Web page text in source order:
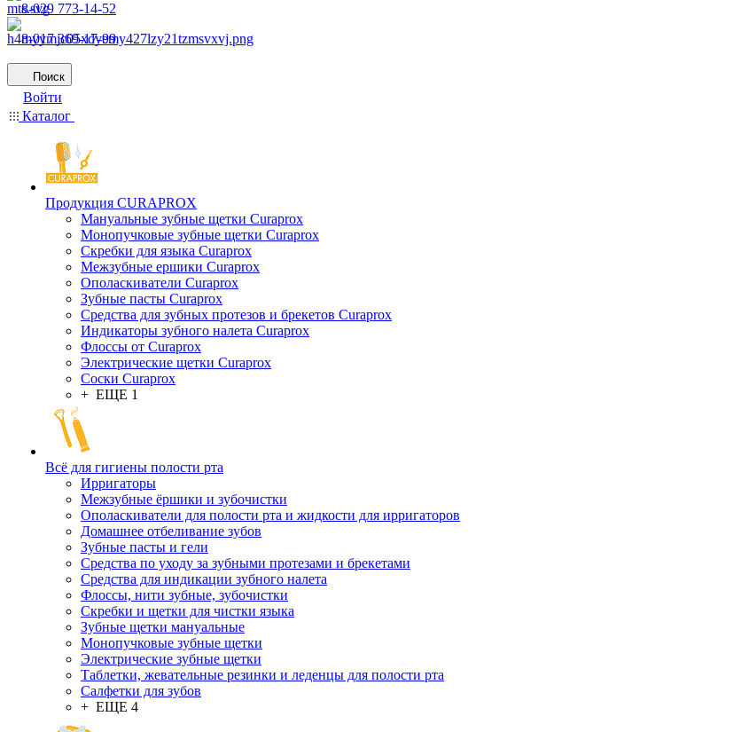
8-029 773-14-52
8-017 369-17-99
Поиск
Войти
Каталог
Продукция CURAPROX
Мануальные зубные щетки Curaprox
Монопучковые зубные щетки Curaprox
Скребки для языка Curaprox
Межзубные ершики Curaprox
Ополаскиватели Curaprox
Зубные пасты Curaprox
Средства для зубных протезов и брекетов Curaprox
Индикаторы зубного налета Curaprox
Флоссы от Curaprox
Электрические щетки Curaprox
Соски Curaprox
+ ЕЩЕ 1
Всё для гигиены полости рта
Ирригаторы
Межзубные ёршики и зубочистки
Ополаскиватели для полости рта и жидкости для ирригаторов
Домашнее отбеливание зубов
Зубные пасты и гели
Средства по уходу за зубными протезами и брекетами
Средства для индикации зубного налета
Флоссы, нити зубные, зубочистки
Скребки и щетки для чистки языка
Зубные щетки мануальные
Монопучковые зубные щетки
Электрические зубные щетки
Таблетки, жевательные резинки и леденцы для полости рта
Салфетки для зубов
+ ЕЩЕ 4